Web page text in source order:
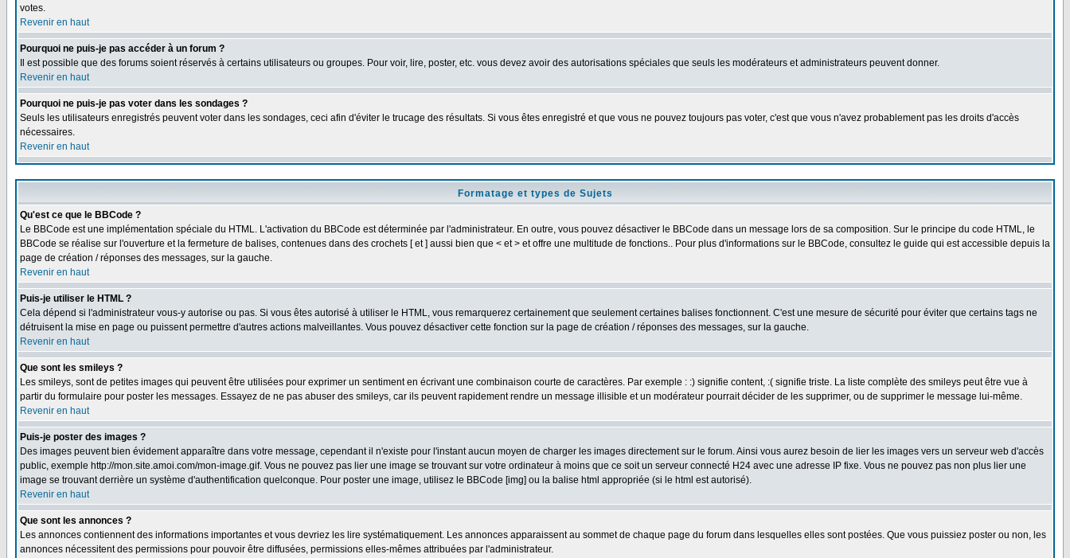
votes.
Revenir en haut
Pourquoi ne puis-je pas accéder à un forum ?
Il est possible que des forums soient réservés à certains utilisateurs ou groupes. Pour voir, lire, poster, etc. vous devez avoir des autorisations spéciales que seuls les modérateurs et administrateurs peuvent donner.
Revenir en haut
Pourquoi ne puis-je pas voter dans les sondages ?
Seuls les utilisateurs enregistrés peuvent voter dans les sondages, ceci afin d'éviter le trucage des résultats. Si vous êtes enregistré et que vous ne pouvez toujours pas voter, c'est que vous n'avez probablement pas les droits d'accès
nécessaires.
Revenir en haut
Formatage et types de Sujets
Qu'est ce que le BBCode ?
Le BBCode est une implémentation spéciale du HTML. L'activation du BBCode est déterminée par l'administrateur. En outre, vous pouvez désactiver le BBCode dans un message lors de sa composition. Sur le principe du code HTML, le
BBCode se réalise sur l'ouverture et la fermeture de balises, contenues dans des crochets [ et ] aussi bien que < et > et offre une multitude de fonctions.. Pour plus d'informations sur le BBCode, consultez le guide qui est accessible depuis la
page de création / réponses des messages, sur la gauche.
Revenir en haut
Puis-je utiliser le HTML ?
Cela dépend si l'administrateur vous-y autorise ou pas. Si vous êtes autorisé à utiliser le HTML, vous remarquerez certainement que seulement certaines balises fonctionnent. C'est une mesure de sécurité pour éviter que certains tags ne
détruisent la mise en page ou puissent permettre d'autres actions malveillantes. Vous pouvez désactiver cette fonction sur la page de création / réponses des messages, sur la gauche.
Revenir en haut
Que sont les smileys ?
Les smileys, sont de petites images qui peuvent être utilisées pour exprimer un sentiment en écrivant une combinaison courte de caractères. Par exemple : :) signifie content, :( signifie triste. La liste complète des smileys peut être vue à
partir du formulaire pour poster les messages. Essayez de ne pas abuser des smileys, car ils peuvent rapidement rendre un message illisible et un modérateur pourrait décider de les supprimer, ou de supprimer le message lui-même.
Revenir en haut
Puis-je poster des images ?
Des images peuvent bien évidement apparaître dans votre message, cependant il n'existe pour l'instant aucun moyen de charger les images directement sur le forum. Ainsi vous aurez besoin de lier les images vers un serveur web d'accès
public, exemple http://mon.site.amoi.com/mon-image.gif. Vous ne pouvez pas lier une image se trouvant sur votre ordinateur à moins que ce soit un serveur connecté H24 avec une adresse IP fixe. Vous ne pouvez pas non plus lier une
image se trouvant derrière un système d'authentification quelconque. Pour poster une image, utilisez le BBCode [img] ou la balise html appropriée (si le html est autorisé).
Revenir en haut
Que sont les annonces ?
Les annonces contiennent des informations importantes et vous devriez les lire systématiquement. Les annonces apparaissent au sommet de chaque page du forum dans lesquelles elles sont postées. Que vous puissiez poster ou non, les
annonces nécessitent des permissions pour pouvoir être diffusées, permissions elles-mêmes attribuées par l'administrateur.